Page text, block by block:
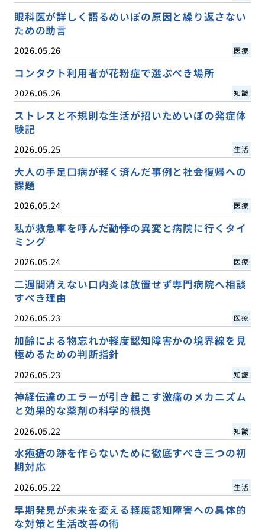
眼科医が詳しく語るめいぼの原因と繰り返さない
ための助言
2026.05.26 医療
コンタクト利用者が花粉症で選ぶべき場所
2026.05.26 知識
ストレスと不規則な生活が招いためいぼの発症体
験記
2026.05.25 生活
大人の手足口病が軽く済んだ事例と社会復帰への
課題
2026.05.24 医療
私が救急車を呼んだ動悸の異変と病院に行くタイ
ミング
2026.05.24 医療
二週間消えない口内炎は放置せず専門病院へ相談
すべき理由
2026.05.23 医療
加齢による物忘れか軽度認知障害かの境界線を見
極めるための判断指針
2026.05.23 知識
神経伝達のエラーが引き起こす激痛のメカニズム
と効果的な薬剤の科学的根拠
2026.05.22 知識
水疱瘡の跡を作らないために徹底すべき三つの初
期対応
2026.05.22 生活
早期発見が未来を変える軽度認知障害への具体的
な対策と生活改善の術